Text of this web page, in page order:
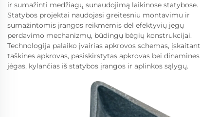
ir sumažinti medžiagų sunaudojimą laikinose statybose.
Statybos projektai naudojasi greitesniu montavimu ir
sumažintomis įrangos reikmėmis dėl efektyvių jėgų
perdavimo mechanizmų, būdingų bėgių konstrukcijai.
Technologija palaiko įvairias apkrovos schemas, įskaitant
taškines apkrovas, pasiskirstytas apkrovas bei dinamines
jėgas, kylančias iš statybos įrangos ir aplinkos sąlygų.